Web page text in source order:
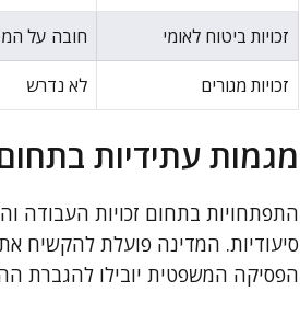
זכויות ביטוח לאומי חובה על
זכויות מגורים לא נדרש
מגמות עתידיות
התפתחויות בתחום זכויות העבודה
סיעודיות. המדינה פועלת להקשיח
הפסיקה המשפטית יובילו להגברת